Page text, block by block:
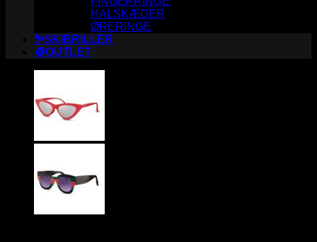
HALSKÆDER
ØRERINGE
⛷️SKIBRILLER
🪙OUTLET